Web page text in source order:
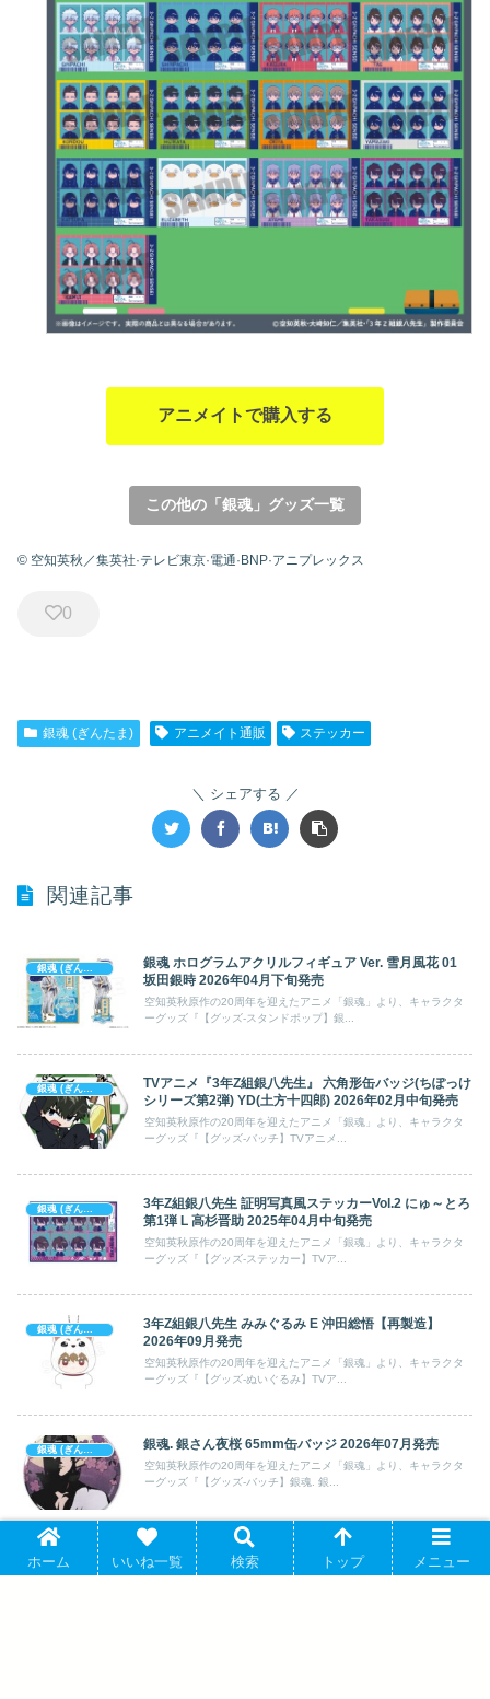
アニメイトで購入する
この他の「銀魂」グッズ一覧
© 空知英秋／集英社·テレビ東京·電通·BNP·アニプレックス
0
銀魂 (ぎんたま) アニメイト通販 ステッカー
シェアする
関連記事
銀魂 (ぎんたま)
銀魂 ホログラムアクリルフィギュア Ver. 雪月風花 01
坂田銀時 2026年04月下旬発売
空知英秋原作の20周年を迎えたアニメ「銀魂」より、キャラクタ
ーグッズ『【グッズ-スタンドポップ】銀...
銀魂 (ぎんたま)
TVアニメ『3年Z組銀八先生』 六角形缶バッジ(ちぽっけ
シリーズ第2弾) YD(土方十四郎) 2026年02月中旬発売
空知英秋原作の20周年を迎えたアニメ「銀魂」より、キャラクタ
ーグッズ『【グッズ-バッチ】TVアニメ...
銀魂 (ぎんたま)
3年Z組銀八先生 証明写真風ステッカーVol.2 にゅ～とろ
第1弾 L 高杉晋助 2025年04月中旬発売
空知英秋原作の20周年を迎えたアニメ「銀魂」より、キャラクタ
ーグッズ『【グッズ-ステッカー】TVア...
銀魂 (ぎんたま)
3年Z組銀八先生 みみぐるみ E 沖田総悟【再製造】
2026年09月発売
空知英秋原作の20周年を迎えたアニメ「銀魂」より、キャラクタ
ーグッズ『【グッズ-ぬいぐるみ】TVア...
銀魂. 銀さん夜桜 65mm缶バッジ 2026年07月発売
空知英秋原作の20周年を迎えたアニメ「銀魂」より、キャラクタ
ーグッズ『【グッズ-バッチ】銀魂. 銀...
3年Z組銀八先生 虹 グリッター缶バッジ 【再販】 2026
年01月発売
ホーム いいね一覧 検索 トップ メニュー